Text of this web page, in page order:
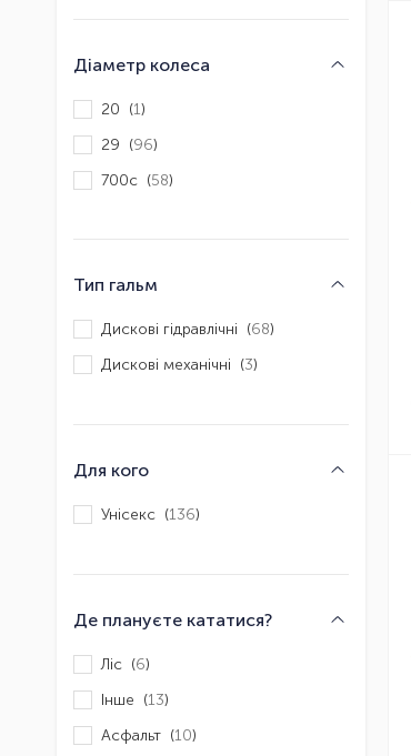
Діаметр колеса
20 (1)
29 (96)
700c (58)
Тип гальм
Дискові гідравлічні (68)
Дискові механічні (3)
Для кого
Унісекс (136)
Де плануєте кататися?
Ліс (6)
Інше (13)
Асфальт (10)